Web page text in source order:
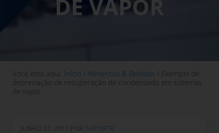
DE VAPOR
Você está aqui: Início / Alimentos & Bebidas / Exemplo de
depreciação de recuperação de condensado em sistemas
de vapor
JUNHO 27, 2017 POR SUPORTE